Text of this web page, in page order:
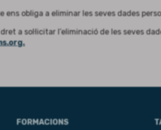
obliga a eliminar les seves dades
a sol·licitar l’eliminació de les seves
FORMACIONS